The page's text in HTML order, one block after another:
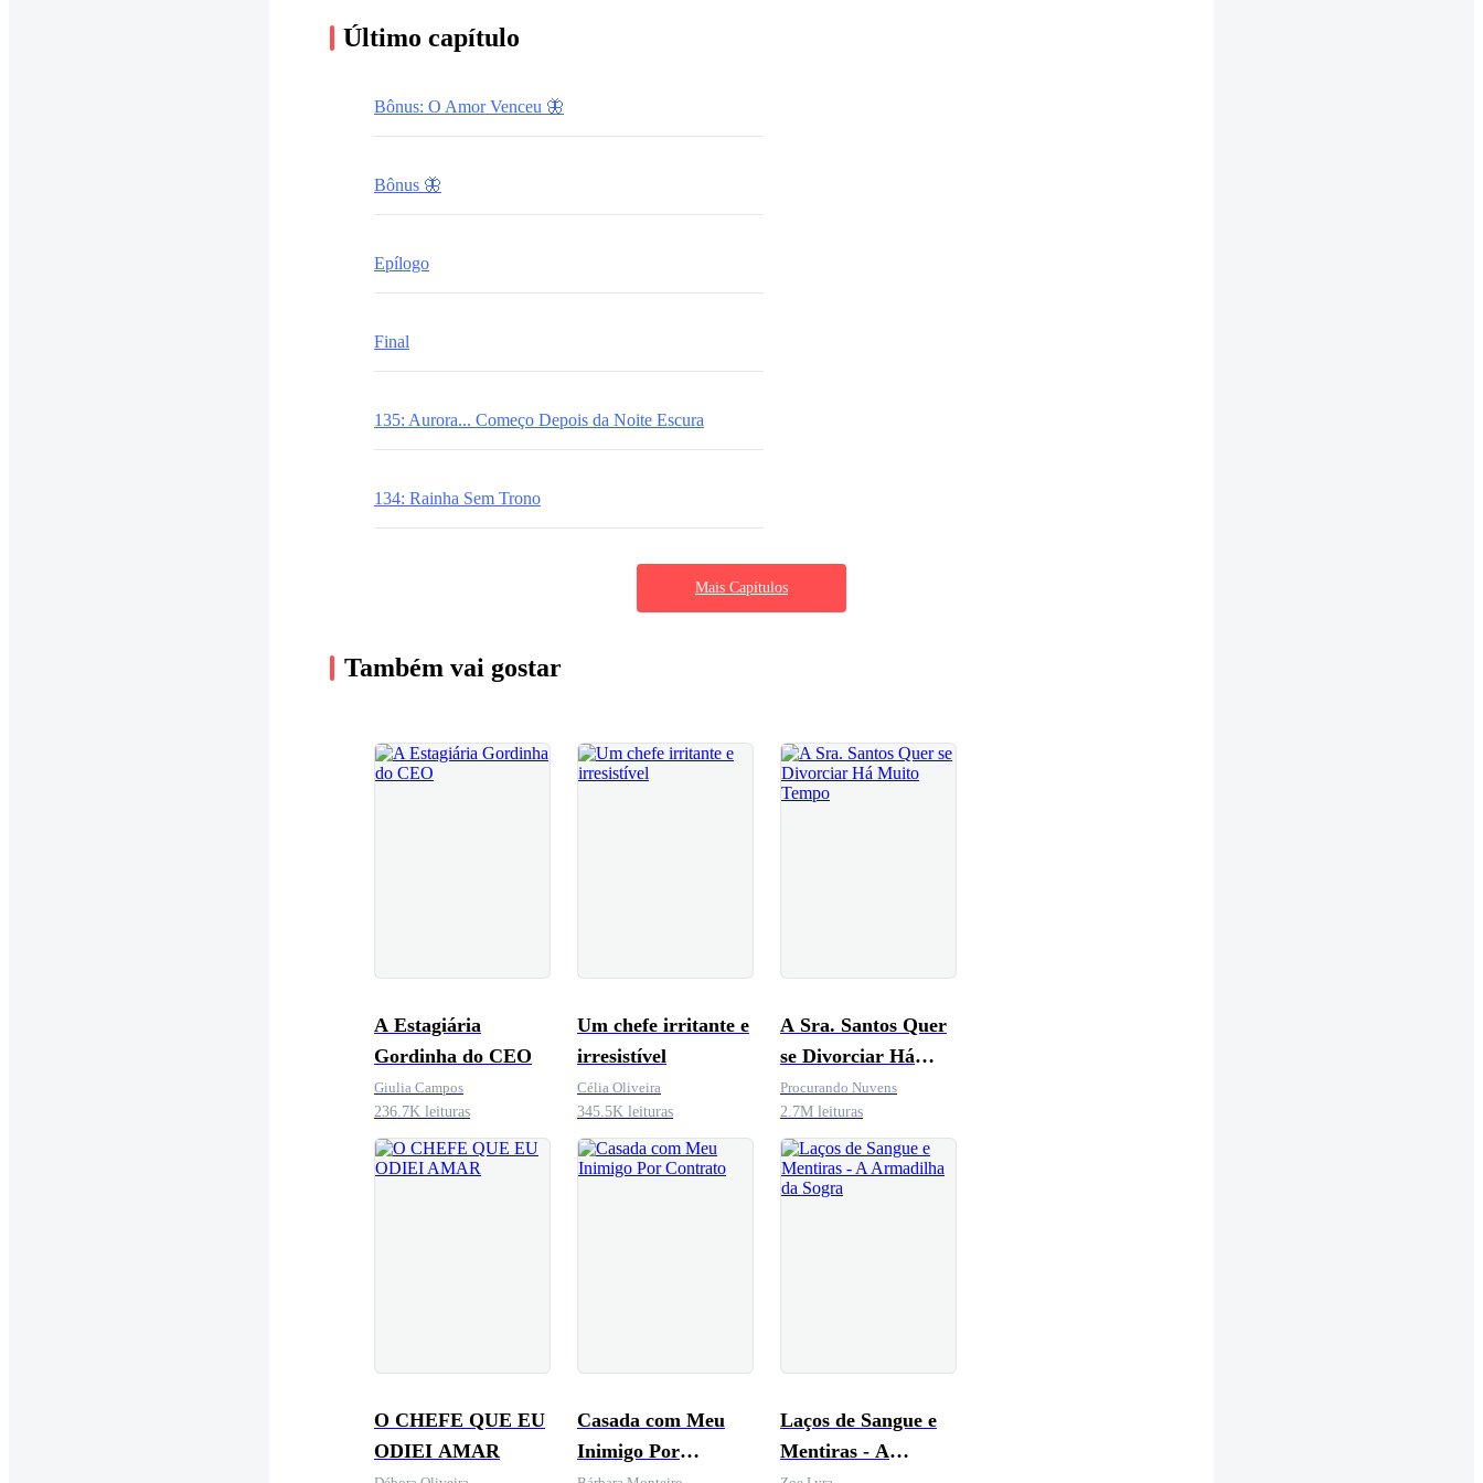
Último capítulo
Bônus: O Amor Venceu 🦋
Bônus 🦋
Epílogo
Final
135: Aurora... Começo Depois da Noite Escura
134: Rainha Sem Trono
Mais Capítulos
Também vai gostar
A Estagiária
Gordinha do CEO
Giulia Campos
236.7K leituras
Um chefe irritante e
irresistível
Célia Oliveira
345.5K leituras
A Sra. Santos Quer
se Divorciar Há
Muito Tempo
Procurando Nuvens
2.7M leituras
O CHEFE QUE EU
ODIEI AMAR
Casada com Meu
Inimigo Por
Laços de Sangue e
Mentiras - A